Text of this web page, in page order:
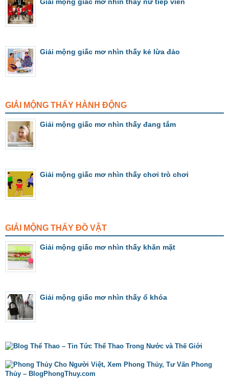
Giải mộng giấc mơ nhìn thấy kẻ lừa đảo
GIẢI MỘNG THẤY HÀNH ĐỘNG
Giải mộng giấc mơ nhìn thấy đang tắm
Giải mộng giấc mơ nhìn thấy chơi trò chơi
GIẢI MỘNG THẤY ĐỒ VẬT
Giải mộng giấc mơ nhìn thấy khăn mặt
Giải mộng giấc mơ nhìn thấy ổ khóa